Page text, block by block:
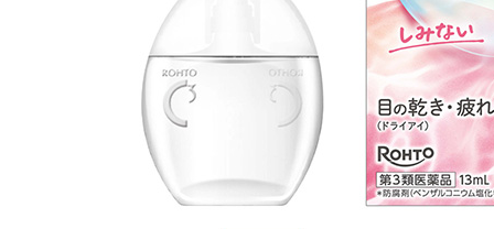
美容サプリメント
サプリメント・食品その
メンソレータム メ